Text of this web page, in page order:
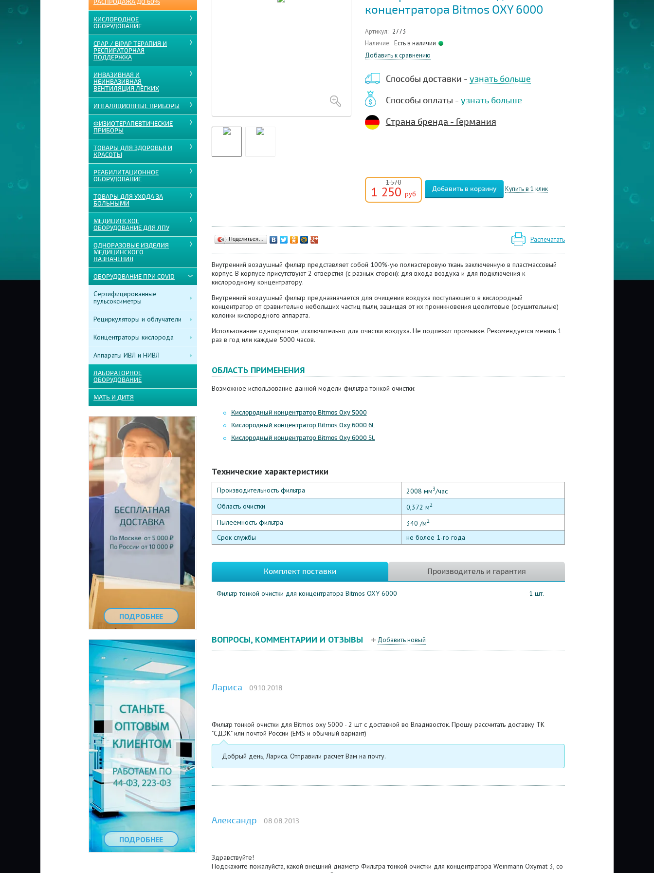
РАСПРОДАЖА ДО 60%
КИСЛОРОДНОЕ
ОБОРУДОВАНИЕ
CPAP / BIPAP ТЕРАПИЯ И
РЕСПИРАТОРНАЯ
ПОДДЕРЖКА
ИНВАЗИВНАЯ И
НЕИНВАЗИВНАЯ
ВЕНТИЛЯЦИЯ ЛЁГКИХ
ИНГАЛЯЦИОННЫЕ ПРИБОРЫ
ФИЗИОТЕРАПЕВТИЧЕСКИЕ
ПРИБОРЫ
ТОВАРЫ ДЛЯ ЗДОРОВЬЯ И
КРАСОТЫ
РЕАБИЛИТАЦИОННОЕ
ОБОРУДОВАНИЕ
ТОВАРЫ ДЛЯ УХОДА ЗА
БОЛЬНЫМИ
МЕДИЦИНСКОЕ
ОБОРУДОВАНИЕ ДЛЯ ЛПУ
ОДНОРАЗОВЫЕ ИЗДЕЛИЯ
МЕДИЦИНСКОГО
НАЗНАЧЕНИЯ
ОБОРУДОВАНИЕ ПРИ COVID
Сертифицированные
пульсоксиметры
Рециркуляторы и облучатели
Концентраторы кислорода
Аппараты ИВЛ и НИВЛ
ЛАБОРАТОРНОЕ
ОБОРУДОВАНИЕ
МАТЬ И ДИТЯ
ПОДРОБНЕЕ
ПОДРОБНЕЕ
концентратора Bitmos OXY 6000
Артикул: 2773
Наличие: Есть в наличии
Добавить к сравнению
Способы доставки - узнать больше
Способы оплаты - узнать больше
Страна бренда - Германия
1 570
1 250 руб
Купить в 1 клик
Поделиться… Распечатать
Внутренний воздушный фильтр представляет собой 100%-ую полиэстеровую ткань заключенную в пластмассовый
корпус. В корпусе присутствуют 2 отверстия (с разных сторон): для входа воздуха и для подключения к
кислородному концентратору.
Внутренний воздушный фильтр предназначается для очищения воздуха поступающего в кислородный
концентратор от сравнительно небольших частиц пыли, защищая от их проникновения цеолитовые (осушительные)
колонки кислородного аппарата.
Использование однократное, исключительно для очистки воздуха. Не подлежит промывке. Рекомендуется менять 1
раз в год или каждые 5000 часов.
ОБЛАСТЬ ПРИМЕНЕНИЯ
Возможное использование данной модели фильтра тонкой очистки:
Кислородный концентратор Bitmos Oxy 5000
Кислородный концентратор Bitmos Oxy 6000 6L
Кислородный концентратор Bitmos Oxy 6000 5L
Технические характеристики
Производительность фильтра 2008 мм3/час
Область очистки
0,372 м2
Пылеёмность фильтра 340 /м2
Срок службы не более 1-го года
Комплект поставки Производитель и гарантия
Фильтр тонкой очистки для концентратора Bitmos OXY 6000 1 шт.
ВОПРОСЫ, КОММЕНТАРИИ И ОТЗЫВЫ Добавить новый
Лариса 09.10.2018
Фильтр тонкой очистки для Bitmos oxy 5000 - 2 шт с доставкой во Владивосток. Прошу рассчитать доставку ТК
"СДЭК" или почтой России (EMS и обычный вариант)
Добрый день, Лариса. Отправили расчет Вам на почту.
Александр 08.08.2013
Здравствуйте!
Подскажите пожалуйста, какой внешний диаметр Фильтра тонкой очистки для концентратора Weinmann Oxymat 3, со